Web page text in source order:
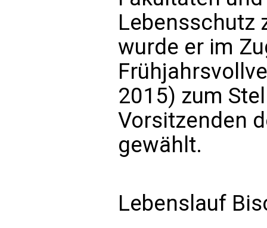
Lebensschutz
wurde er im
2015) zum
Vorsitzenden
gewählt.
Lebenslauf